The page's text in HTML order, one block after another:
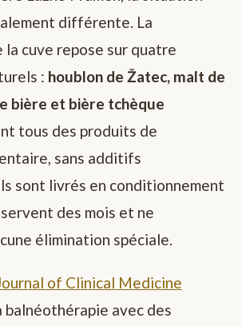
différente. La
la cuve repose sur quatre
: houblon de Žatec, malt de
bière et bière tchèque
tous des produits de
sans additifs
sont livrés en conditionnement
des mois et ne
élimination spéciale.
of Clinical Medicine
balnéothérapie avec des